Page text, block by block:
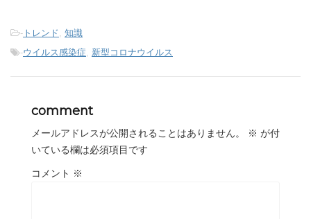
- トレンド, 知識
-ウイルス感染症, 新型コロナウイルス
comment
メールアドレスが公開されることはありません。 ※ が付
いている欄は必須項目です
コメント ※